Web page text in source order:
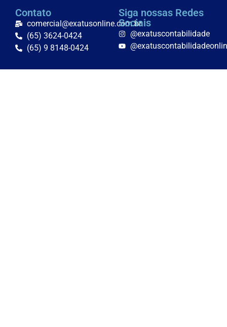
Contato
comercial@exatusonline.com.br
(65) 3624-0424
(65) 9 8148-0424
Siga nossas Redes
Sociais
@exatuscontabilidade